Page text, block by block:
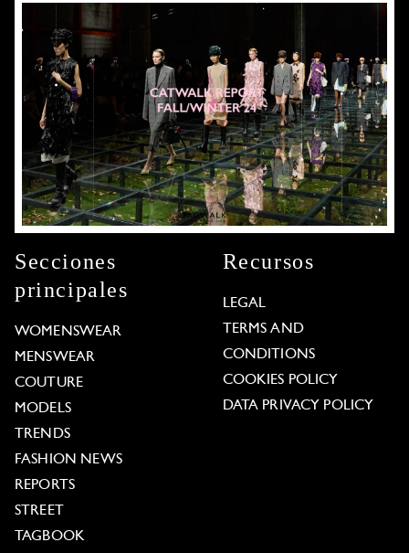
Secciones
principales
WOMENSWEAR
MENSWEAR
COUTURE
MODELS
TRENDS
FASHION NEWS
REPORTS
STREET
TAGBOOK
Recursos
LEGAL
TERMS AND
CONDITIONS
COOKIES POLICY
DATA PRIVACY POLICY